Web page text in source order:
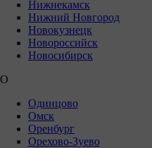
Нижнекамск
Нижний Новгород
Новокузнецк
Новороссийск
Новосибирск
О
Одинцово
Омск
Оренбург
Орехово-Зуево